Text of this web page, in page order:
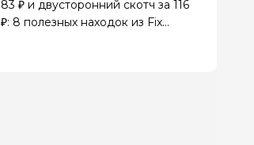
83 ₽ и двусторонний скотч за 116
₽: 8 полезных находок из Fix